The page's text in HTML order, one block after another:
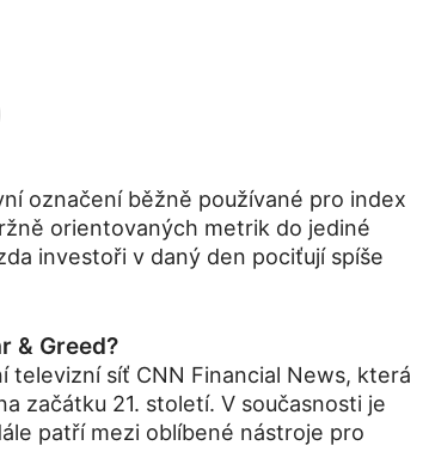
označení běžně používané pro index
orientovaných metrik do jediné
investoři v daný den pociťují spíše
& Greed?
televizní síť CNN Financial News, která
začátku 21. století. V současnosti je
patří mezi oblíbené nástroje pro